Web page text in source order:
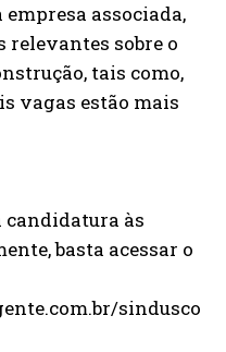
associada,
relevantes sobre o
tais como,
vagas estão mais
candidatura às
basta acessar o
sindusco